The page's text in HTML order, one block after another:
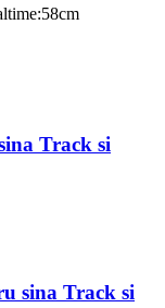
Track si
sina Track si